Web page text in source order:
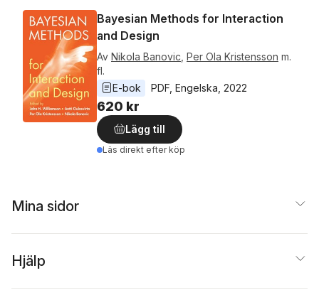
Bayesian Methods for Interaction
and Design
Av Nikola Banovic Per Ola Kristensson m.
fl.
E-bok
PDF Engelska 2022
620 kr
Lägg till
Läs direkt efter köp
Mina sidor
Hjälp